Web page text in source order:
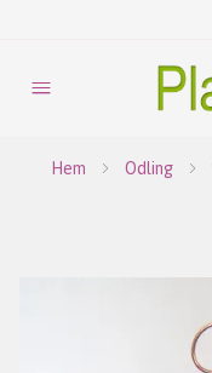
Hem Odling